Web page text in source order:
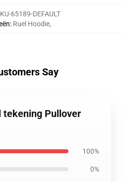
65189-DEFAULT
: Ruel Hoodie,
Say
tekening Pullover
100%
0%